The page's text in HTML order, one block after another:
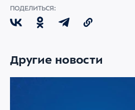
ПОДЕЛИТЬСЯ:
Другие новости